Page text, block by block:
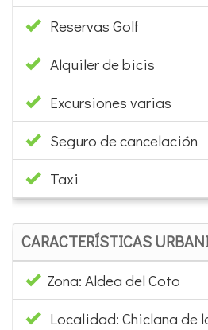
Reservas Golf
Alquiler de bicis
Excursiones varias
Seguro de cancelación
Taxi
CARACTERÍSTICAS
Zona: Aldea del Coto
Localidad: Chiclana de